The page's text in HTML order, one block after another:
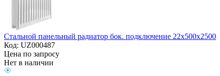
Стальной панельный радиатор бок. подключение 22х500х2500
Код: UZ000487
Цена по запросу
Нет в наличии